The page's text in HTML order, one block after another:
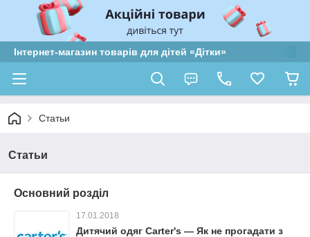
Інтернет-магазин товарів для дітей «Дітки»
Статьи
Статьи
Основний розділ
17.01.2018
Дитячий одяг Carter's — Як не прогадати з